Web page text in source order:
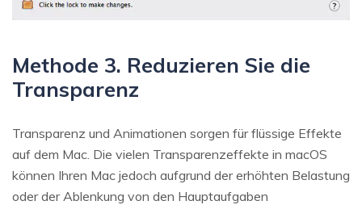
Methode 3. Reduzieren Sie die
Transparenz
Transparenz und Animationen sorgen für flüssige Effekte
auf dem Mac. Die vielen Transparenzeffekte in macOS
können Ihren Mac jedoch aufgrund der erhöhten Belastung
oder der Ablenkung von den Hauptaufgaben